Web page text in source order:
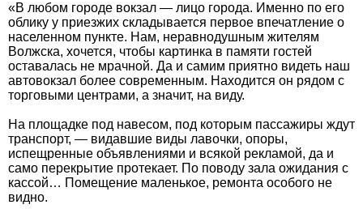
«В любом городе вокзал — лицо города. Именно по его
облику у приезжих складывается первое впечатление о
населенном пункте. Нам, неравнодушным жителям
Волжска, хочется, чтобы картинка в памяти гостей
оставалась не мрачной. Да и самим приятно видеть наш
автовокзал более современным. Находится он рядом с
торговыми центрами, а значит, на виду.
На площадке под навесом, под которым пассажиры ждут
транспорт, — видавшие виды лавочки, опоры,
испещренные объявлениями и всякой рекламой, да и
само перекрытие протекает. По поводу зала ожидания с
кассой… Помещение маленькое, ремонта особого не
видно.